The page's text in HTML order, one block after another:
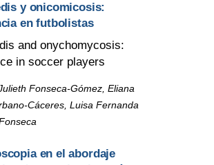
y onicomicosis:
en futbolistas
and onychomycosis:
in soccer players
Fonseca-Gómez, Eliana
Cáceres, Luisa Fernanda
en el abordaje